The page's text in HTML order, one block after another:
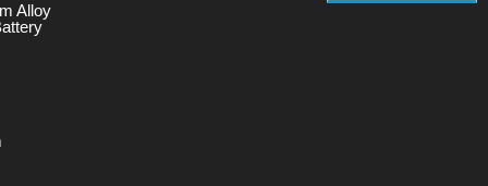
Alloy